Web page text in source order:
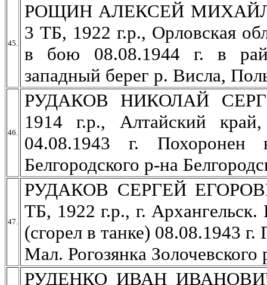
45.
РОЩИН АЛЕКСЕЙ
3 ТБ, 1922 г.р., Орловская
в бою 08.08.1944 г. в
западный берег р. Висла,
46.
РУДАКОВ НИКОЛАЙ
1914 г.р., Алтайский
04.08.1943 г.
Белгородского р-на
47.
РУДАКОВ СЕРГЕЙ
ТБ, 1922 г.р., г.
(сгорел в танке) 08.08.1943
Мал. Рогозянка
РУДЕНКО ИВАН ИВАНОВИЧ,